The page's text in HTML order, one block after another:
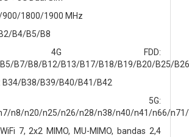
900/1800/1900 MHz
B4/B5/B8
4G FDD:
B7/B8/B12/B13/B17/B18/B19/B20/B25/
B34/B38/B39/B40/B41/B42
5G:
n8/n20/n25/n26/n28/n38/n40/n41/n66/
7, 2x2 MIMO, MU-MIMO, bandas 2,4